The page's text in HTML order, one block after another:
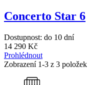
Concerto Star 6
Dostupnost: do 10 dní
14 290 Kč
Prohlédnout
Zobrazení 1-3 z 3 položek